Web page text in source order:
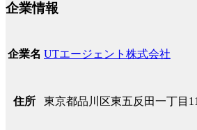
企業情報
企業名 UTエージェント株式会社
住所 東京都品川区東五反田一丁目